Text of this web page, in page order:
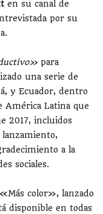
en su canal de
por su
para
una serie de
y Ecuador, dentro
América Latina que
2017, incluidos
lanzamiento,
a la
sociales.
color», lanzado
disponible en todas